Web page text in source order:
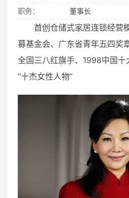
职务：
董事长
首创仓储式家居连锁经营
募基金会、广东省青年五四奖
全国三八红旗手、1998中国
“十杰女性人物”